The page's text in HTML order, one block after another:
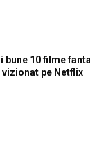
bune 10 filme
pe Netflix